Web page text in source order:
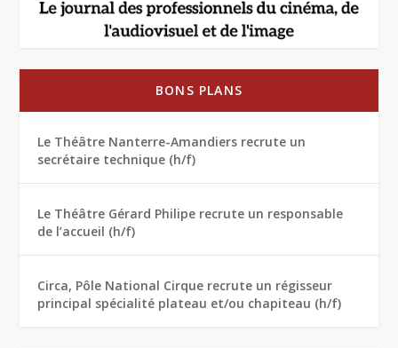
BONS PLANS
Le Théâtre Nanterre-Amandiers recrute un
secrétaire technique (h/f)
Le Théâtre Gérard Philipe recrute un responsable
de l’accueil (h/f)
Circa, Pôle National Cirque recrute un régisseur
principal spécialité plateau et/ou chapiteau (h/f)